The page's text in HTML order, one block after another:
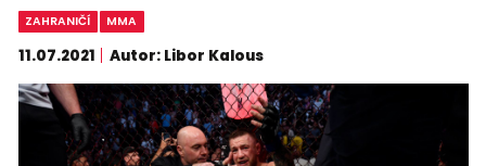
ZAHRANIČÍ MMA
11.07.2021 Autor: Libor Kalous